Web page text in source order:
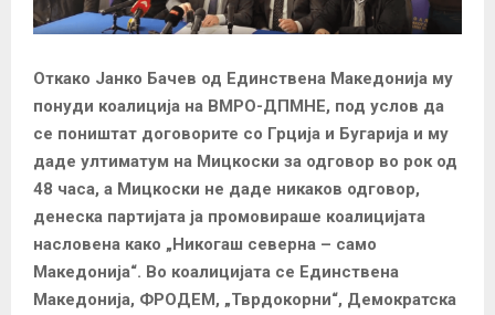
Откако Јанко Бачев од Единствена Македонија му
понуди коалиција на ВМРО-ДПМНЕ, под услов да
се поништат договорите со Грција и Бугарија и му
даде ултиматум на Мицкоски за одговор во рок од
48 часа, а Мицкоски не даде никаков одговор,
денеска партијата ја промовираше коалицијата
насловена како „Никогаш северна – само
Македонија“. Во коалицијата се Единствена
Македонија, ФРОДЕМ, „Тврдокорни“, Демократска